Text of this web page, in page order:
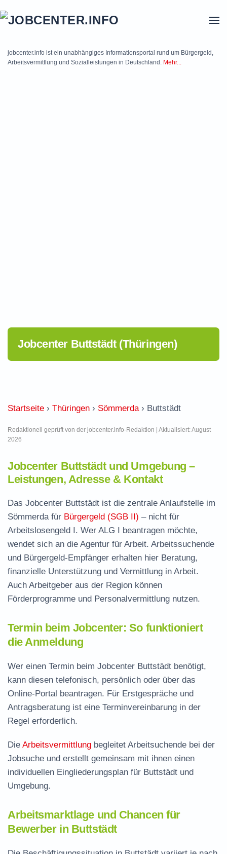
jobcenter.info ist ein unabhängiges Informationsportal rund um Bürgergeld,
Arbeitsvermittlung und Sozialleistungen in Deutschland. Mehr...
Jobcenter Buttstädt (Thüringen)
Startseite › Thüringen › Sömmerda› Buttstädt
Redaktionell geprüft von der jobcenter.info-Redaktion | Aktualisiert: August
2026
Jobcenter Buttstädt und Umgebung –
Leistungen, Adresse & Kontakt
Das Jobcenter Buttstädt ist die zentrale Anlaufstelle im
Sömmerda für Bürgergeld (SGB II) – nicht für
Arbeitslosengeld I. Wer ALG I beantragen möchte,
wendet sich an die Agentur für Arbeit. Arbeitssuchende
und Bürgergeld-Empfänger erhalten hier Beratung,
finanzielle Unterstützung und Vermittlung in Arbeit.
Auch Arbeitgeber aus der Region können
Förderprogramme und Personalvermittlung nutzen.
Termin beim Jobcenter: So funktioniert
die Anmeldung
Wer einen Termin beim Jobcenter Buttstädt benötigt,
kann diesen telefonisch, persönlich oder über das
Online-Portal beantragen. Für Erstgespräche und
Antragsberatung ist eine Terminvereinbarung in der
Regel erforderlich.
Die Arbeitsvermittlung begleitet Arbeitsuchende bei der
Jobsuche und erstellt gemeinsam mit ihnen einen
individuellen Eingliederungsplan für Buttstädt und
Umgebung.
Arbeitsmarktlage und Chancen für
Bewerber in Buttstädt